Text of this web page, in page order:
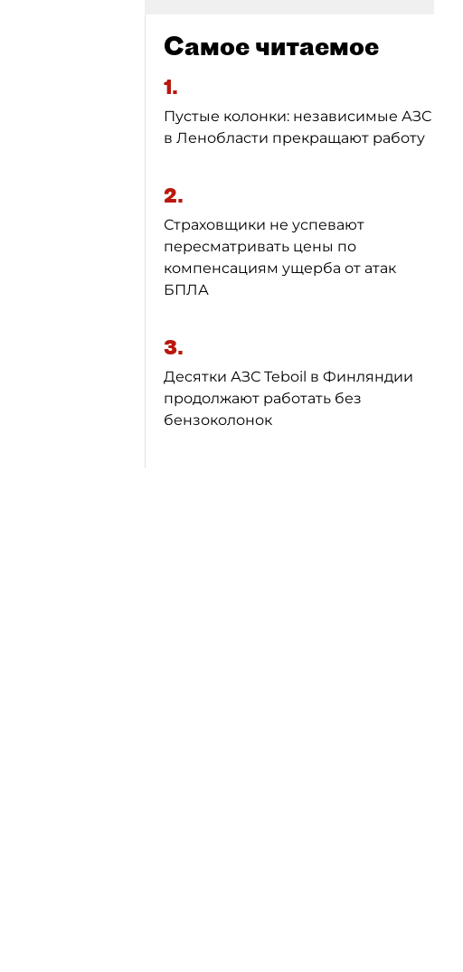
Самое читаемое
1.
Пустые колонки: независимые АЗС
в Ленобласти прекращают работу
2.
Страховщики не успевают
пересматривать цены по
компенсациям ущерба от атак
БПЛА
3.
Десятки АЗС Teboil в Финляндии
продолжают работать без
бензоколонок